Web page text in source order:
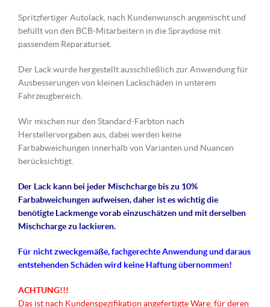
Spritzfertiger Autolack, nach Kundenwunsch angemischt und
befüllt von den BCB-Mitarbeitern in die Spraydose mit
passendem Reparaturset.
Der Lack wurde hergestellt ausschließlich zur Anwendung für
Ausbesserungen von kleinen Lackschäden in unterem
Fahrzeugbereich.
Wir mischen nur den Standard-Farbton nach
Herstellervorgaben aus, dabei werden keine
Farbabweichungen innerhalb von Varianten und Nuancen
berücksichtigt.
Der Lack kann bei jeder Mischcharge bis zu 10%
Farbabweichungen aufweisen, daher ist es wichtig die
benötigte Lackmenge vorab einzuschätzen und mit derselben
Mischcharge zu lackieren.
Für nichtzweckgemäße, fachgerechte Anwendung und daraus
entstehenden Schäden wird keine Haftung übernommen!
ACHTUNG!!!
Das ist nach Kundenspezifikation angefertigte Ware, für deren